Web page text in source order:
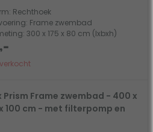
Rechthoek
Frame zwembad
300 x 175 x 80 cm (lxbxh)
Prism Frame zwembad - 400 x
100 cm - met filterpomp en